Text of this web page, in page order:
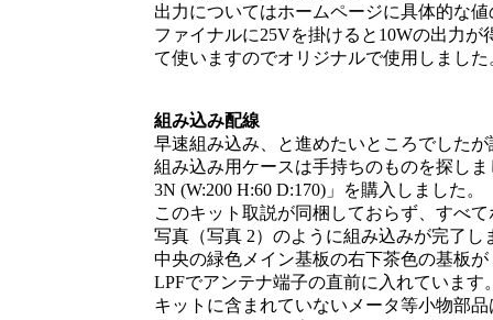
出力についてはホームページに具体的な
ファイナルに25Vを掛けると10Wの出力
て使いますのでオリジナルで使用しました
組み込み配線
早速組み込み、と進めたいところでした
組み込み用ケースは手持ちのものを探し
3N (W:200 H:60 D:170)」を購入しました。
このキット取説が同梱しておらず、すべ
写真（写真 2）のように組み込みが完了し
中央の緑色メイン基板の右下茶色の基板
LPFでアンテナ端子の直前に入れています
キットに含まれていないメータ等小物部